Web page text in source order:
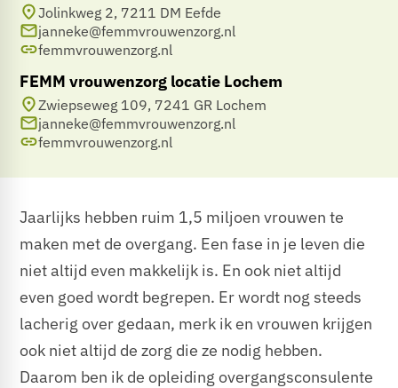
Jolinkweg 2, 7211 DM Eefde
janneke@femmvrouwenzorg.nl
femmvrouwenzorg.nl
FEMM vrouwenzorg locatie Lochem
Zwiepseweg 109, 7241 GR Lochem
janneke@femmvrouwenzorg.nl
femmvrouwenzorg.nl
Jaarlijks hebben ruim 1,5 miljoen vrouwen te
maken met de overgang. Een fase in je leven die
niet altijd even makkelijk is. En ook niet altijd
even goed wordt begrepen. Er wordt nog steeds
lacherig over gedaan, merk ik en vrouwen krijgen
ook niet altijd de zorg die ze nodig hebben.
Daarom ben ik de opleiding overgangsconsulente